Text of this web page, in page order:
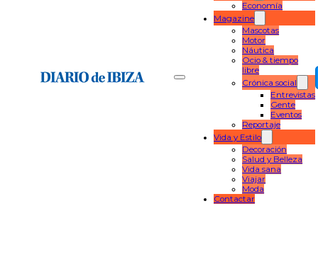
Economía
Magazine
Mascotas
Motor
Náutica
Ocio & tiempo
libre
Crónica social
Entrevistas
Gente
Eventos
Reportaje
Vida y Estilo
Decoración
Salud y Belleza
Vida sana
Viajar
Moda
Contactar